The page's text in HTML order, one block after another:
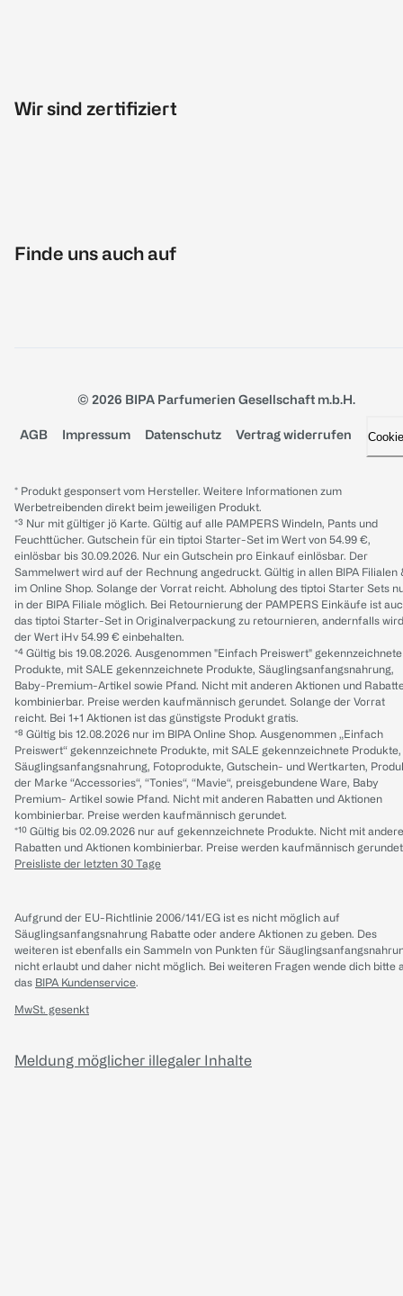
Wir sind zertifiziert
Finde uns auch auf
© 2026 BIPA Parfumerien Gesellschaft m.b.H.
AGB Impressum Datenschutz Vertrag widerrufen
* Produkt gesponsert vom Hersteller. Weitere Informationen zum
Werbetreibenden direkt beim jeweiligen Produkt.
*³ Nur mit gültiger jö Karte. Gültig auf alle PAMPERS Windeln, Pants und
Feuchttücher. Gutschein für ein tiptoi Starter-Set im Wert von 54.99 €,
einlösbar bis 30.09.2026. Nur ein Gutschein pro Einkauf einlösbar. Der
Sammelwert wird auf der Rechnung angedruckt. Gültig in allen BIPA Filialen
im Online Shop. Solange der Vorrat reicht. Abholung des tiptoi Starter Sets
in der BIPA Filiale möglich. Bei Retournierung der PAMPERS Einkäufe ist
das tiptoi Starter-Set in Originalverpackung zu retournieren, andernfalls wird
der Wert iHv 54.99 € einbehalten.
*⁴ Gültig bis 19.08.2026. Ausgenommen "Einfach Preiswert" gekennzeichnete
Produkte, mit SALE gekennzeichnete Produkte, Säuglingsanfangsnahrung,
Baby-Premium-Artikel sowie Pfand. Nicht mit anderen Aktionen und
kombinierbar. Preise werden kaufmännisch gerundet. Solange der Vorrat
reicht. Bei 1+1 Aktionen ist das günstigste Produkt gratis.
*⁸ Gültig bis 12.08.2026 nur im BIPA Online Shop. Ausgenommen „Einfach
Preiswert“ gekennzeichnete Produkte, mit SALE gekennzeichnete Produkte,
Säuglingsanfangsnahrung, Fotoprodukte, Gutschein- und Wertkarten,
der Marke “Accessories“, “Tonies“, “Mavie“, preisgebundene Ware, Baby
Premium- Artikel sowie Pfand. Nicht mit anderen Rabatten und Aktionen
kombinierbar. Preise werden kaufmännisch gerundet.
*¹⁰ Gültig bis 02.09.2026 nur auf gekennzeichnete Produkte. Nicht mit
Rabatten und Aktionen kombinierbar. Preise werden kaufmännisch
Preisliste der letzten 30 Tage
Aufgrund der EU-Richtlinie 2006/141/EG ist es nicht möglich auf
Säuglingsanfangsnahrung Rabatte oder andere Aktionen zu geben. Des
weiteren ist ebenfalls ein Sammeln von Punkten für
nicht erlaubt und daher nicht möglich. Bei weiteren Fragen wende dich bitte
das BIPA Kundenservice.
MwSt. gesenkt
Meldung möglicher illegaler Inhalte